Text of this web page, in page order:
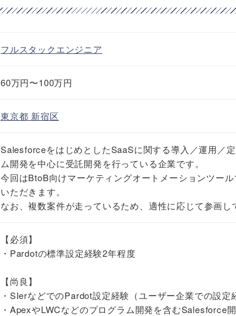
フルスタックエンジニア
60万円〜100万円
東京都 新宿区
SalesforceをはじめとしたSaaSに関する導入／運用／
ム開発を中心に受託開発を行っている企業です。
今回はBtoB向けマーケティングオートメーションツー
いただきます。
なお、複数案件が走っているため、適性に応じて参画し
【必須】
・Pardotの標準設定経験2年程度
【尚良】
・SIerなどでのPardot設定経験（ユーザー企業での設定
・ApexやLWCなどのプログラム開発を含むSalesforce